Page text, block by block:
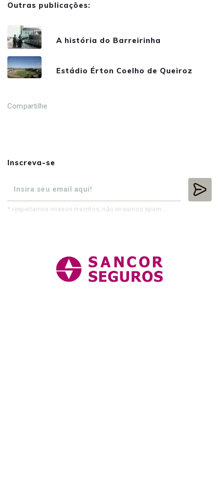
Outras publicações:
A história do Barreirinha
Estádio Érton Coelho de Queiroz
Compartilhe
Inscreva-se
* respeitamos nossos inscritos, não enviamos spam.